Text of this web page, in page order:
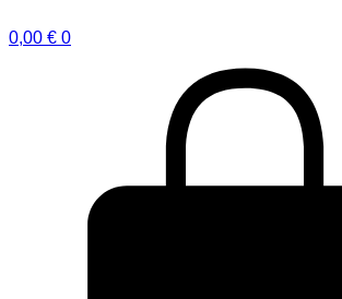
0,00 € 0